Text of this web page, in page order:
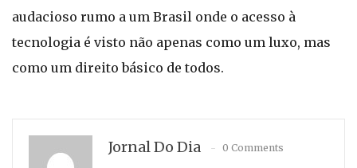
audacioso rumo a um Brasil onde o acesso à
tecnologia é visto não apenas como um luxo, mas
como um direito básico de todos.
Jornal Do Dia 0 Comments